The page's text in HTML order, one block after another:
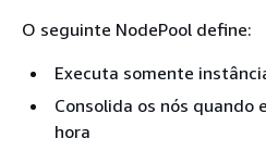
O seguinte NodePool define:
Executa somente
Consolida os nós quando
hora